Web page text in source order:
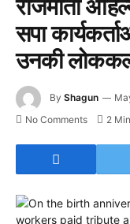
सपा
उनकी
By Shagun
No Comments 2